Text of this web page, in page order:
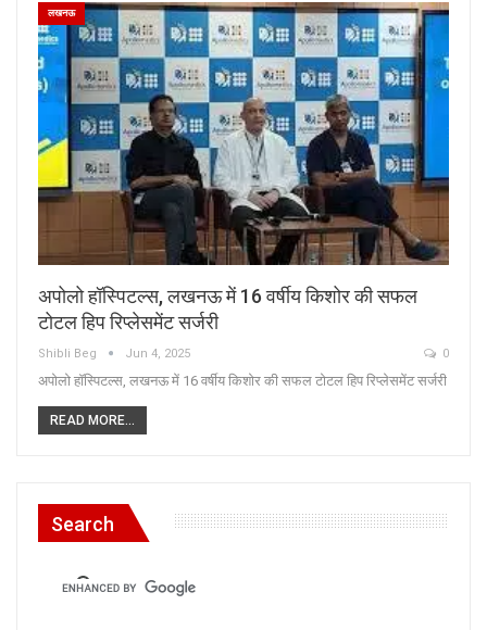
लखनऊ
अपोलो हॉस्पिटल्स, लखनऊ में 16 वर्षीय किशोर की सफल
टोटल हिप रिप्लेसमेंट सर्जरी
Shibli Beg Jun 4, 2025 0
अपोलो हॉस्पिटल्स, लखनऊ में 16 वर्षीय किशोर की सफल टोटल हिप रिप्लेसमेंट सर्जरी
READ MORE...
Search